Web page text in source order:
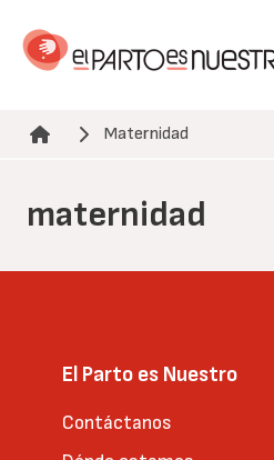
contenido
Ruta de navegación
Maternidad
maternidad
El Parto es Nuestro
Contáctanos